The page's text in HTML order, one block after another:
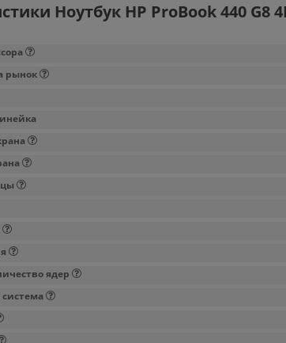
Ноутбук HP ProBook 440 G8
рынок
ядер